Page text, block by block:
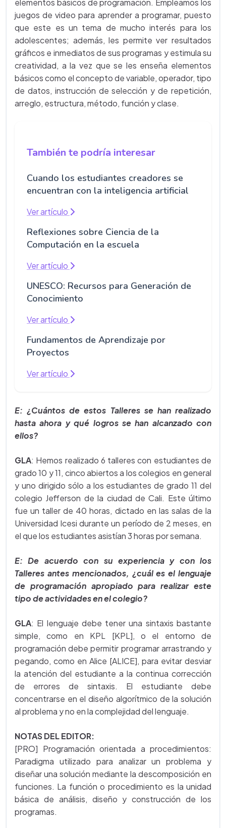
elementos básicos de programación. Empleamos los
juegos de video para aprender a programar, puesto
que este es un tema de mucho interés para los
adolescentes; además, les permite ver resultados
gráficos e inmediatos de sus programas y estimula su
creatividad, a la vez que se les enseña elementos
básicos como el concepto de variable, operador, tipo
de datos, instrucción de selección y de repetición,
arreglo, estructura, método, función y clase.
También te podría interesar
Cuando los estudiantes creadores se
encuentran con la inteligencia artificial
Ver artículo
Reflexiones sobre Ciencia de la
Computación en la escuela
Ver artículo
UNESCO: Recursos para Generación de
Conocimiento
Ver artículo
Fundamentos de Aprendizaje por
Proyectos
Ver artículo
E: ¿Cuántos de estos Talleres se han realizado
hasta ahora y qué logros se han alcanzado con
ellos?
GLA: Hemos realizado 6 talleres con estudiantes de
grado 10 y 11, cinco abiertos a los colegios en general
y uno dirigido sólo a los estudiantes de grado 11 del
colegio Jefferson de la ciudad de Cali. Este último
fue un taller de 40 horas, dictado en las salas de la
Universidad Icesi durante un período de 2 meses, en
el que los estudiantes asistían 3 horas por semana.
E: De acuerdo con su experiencia y con los
Talleres antes mencionados, ¿cuál es el lenguaje
de programación apropiado para realizar este
tipo de actividades en el colegio?
GLA: El lenguaje debe tener una sintaxis bastante
simple, como en KPL [KPL], o el entorno de
programación debe permitir programar arrastrando y
pegando, como en Alice [ALICE], para evitar desviar
la atención del estudiante a la continua corrección
de errores de sintaxis. El estudiante debe
concentrarse en el diseño algorítmico de la solución
al problema y no en la complejidad del lenguaje.
NOTAS DEL EDITOR:
[PRO] Programación orientada a procedimientos:
Paradigma utilizado para analizar un problema y
diseñar una solución mediante la descomposición en
funciones. La función o procedimiento es la unidad
básica de análisis, diseño y construcción de los
programas.